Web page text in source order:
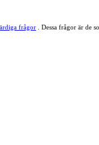
frågor . Dessa frågor är de